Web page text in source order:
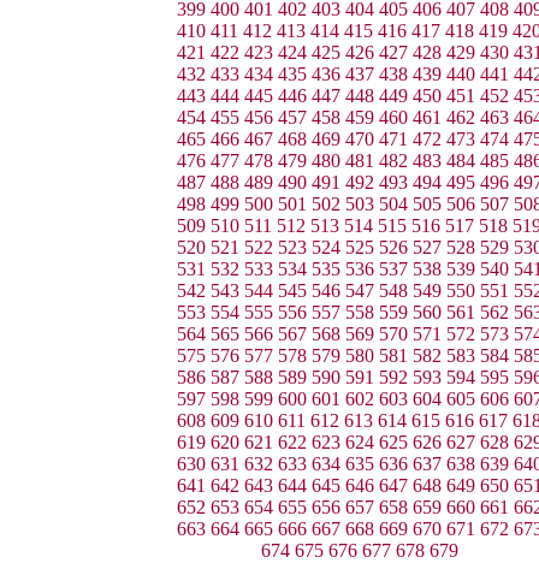
399 400 401 402 403 404 405 406 407 408
410 411 412 413 414 415 416 417 418 419
421 422 423 424 425 426 427 428 429 430
432 433 434 435 436 437 438 439 440 441
443 444 445 446 447 448 449 450 451 452
454 455 456 457 458 459 460 461 462 463
465 466 467 468 469 470 471 472 473 474
476 477 478 479 480 481 482 483 484 485
487 488 489 490 491 492 493 494 495 496
498 499 500 501 502 503 504 505 506 507
509 510 511 512 513 514 515 516 517 518
520 521 522 523 524 525 526 527 528 529
531 532 533 534 535 536 537 538 539 540
542 543 544 545 546 547 548 549 550 551
553 554 555 556 557 558 559 560 561 562
564 565 566 567 568 569 570 571 572 573
575 576 577 578 579 580 581 582 583 584
586 587 588 589 590 591 592 593 594 595
597 598 599 600 601 602 603 604 605 606
608 609 610 611 612 613 614 615 616 617
619 620 621 622 623 624 625 626 627 628
630 631 632 633 634 635 636 637 638 639
641 642 643 644 645 646 647 648 649 650
652 653 654 655 656 657 658 659 660 661
663 664 665 666 667 668 669 670 671 672
674 675 676 677 678 679